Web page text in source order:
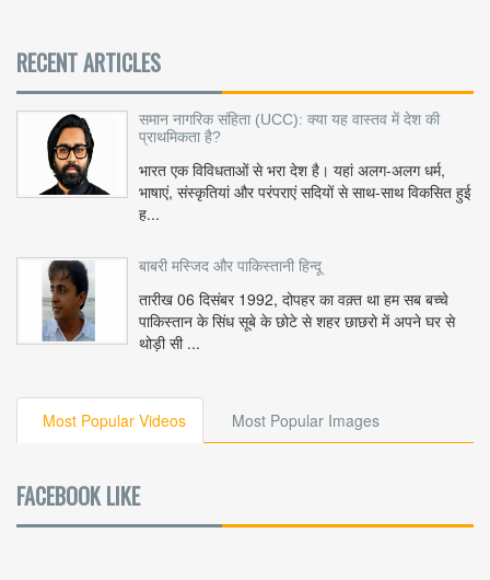
RECENT ARTICLES
समान नागरिक संहिता (UCC): क्या यह वास्तव में देश की
प्राथमिकता है?
भारत एक विविधताओं से भरा देश है। यहां अलग-अलग धर्म,
भाषाएं, संस्कृतियां और परंपराएं सदियों से साथ-साथ विकसित हुई
ह...
बाबरी मस्जिद और पाकिस्तानी हिन्दू
तारीख 06 दिसंबर 1992, दोपहर का वक़्त था हम सब बच्चे
पाकिस्तान के सिंध सूबे के छोटे से शहर छाछरो में अपने घर से
थोड़ी सी ...
Most Popular Videos Most Popular Images
FACEBOOK LIKE